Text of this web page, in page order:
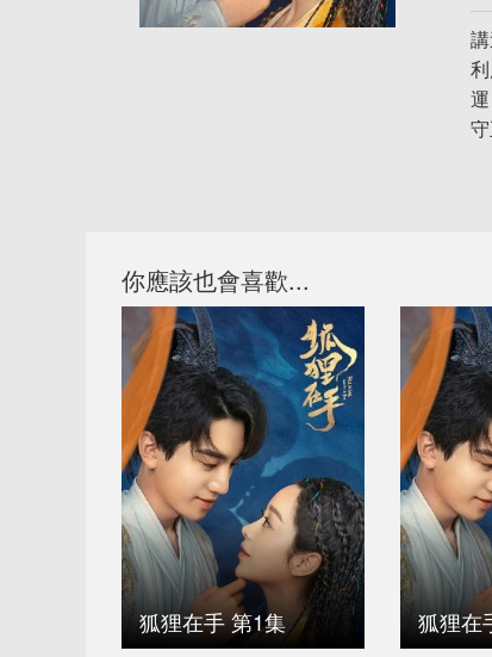
你應該也會喜歡...
狐狸在手 第1集 狐狸在